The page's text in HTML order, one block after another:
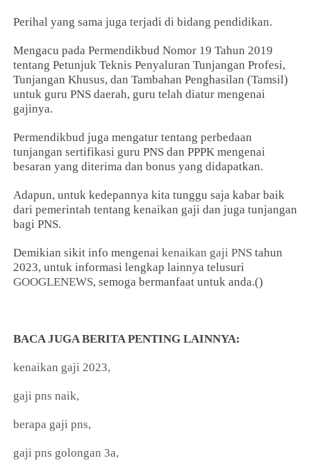
Perihal yang sama juga terjadi di bidang pendidikan.
Mengacu pada Permendikbud Nomor 19 Tahun 2019
tentang Petunjuk Teknis Penyaluran Tunjangan Profesi,
Tunjangan Khusus, dan Tambahan Penghasilan (Tamsil)
untuk guru PNS daerah, guru telah diatur mengenai
gajinya.
Permendikbud juga mengatur tentang perbedaan
tunjangan sertifikasi guru PNS dan PPPK mengenai
besaran yang diterima dan bonus yang didapatkan.
Adapun, untuk kedepannya kita tunggu saja kabar baik
dari pemerintah tentang kenaikan gaji dan juga tunjangan
bagi PNS.
Demikian sikit info mengenaikenaikan gaji PNS tahun
2023, untuk informasi lengkap lainnya telusuri
GOOGLENEWS, semoga bermanfaat untuk anda.()
BACA JUGA BERITA PENTING LAINNYA:
kenaikan gaji 2023,
gaji pns naik,
berapa gaji pns,
gaji pns golongan 3a,